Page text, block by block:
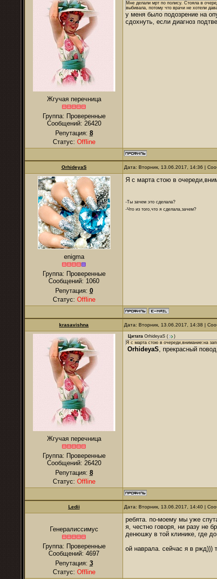
Жгучая перечница
Группа: Проверенные
Сообщений: 26420
Репутация: 8
Статус: Offline
Мне делали мрт по полису. Стояла в
выбивала, потому что врачи не хотели
у меня было подозрение на
сдохнуть, если диагноз
OrhideyaS Дата: Вторник, 13.06.2017, 14:36 |
enigma
Группа: Проверенные
Сообщений: 1060
Репутация: 0
Статус: Offline
Я с марта стою в
-Ты зачем это сделала?
-Что из того,что я сделала,зачем?
krasavishna Дата: Вторник, 13.06.2017, 14:38 |
Жгучая перечница
Группа: Проверенные
Сообщений: 26420
Репутация: 8
Статус: Offline
Цитата OrhideyaS (
)
Я с марта стою в очереди,внимание:на
OrhideyaS, прекрасный
Ledii Дата: Вторник, 13.06.2017, 14:40 |
Генералиссимус
Группа: Проверенные
Сообщений: 4697
Репутация: 3
Статус: Offline
ребята. по-моему мы уже
я, честно говоря, ни разу не
денюшку в той клинике, где
ой наврала. сейчас я в ржд)))